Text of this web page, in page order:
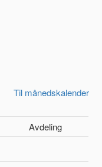
Til månedskalender
Avdeling